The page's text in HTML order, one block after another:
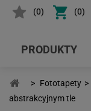
(0) (0)
PRODUKTY
> Fototapety >
abstrakcyjnym tle